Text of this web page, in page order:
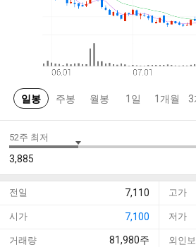
일봉 주봉 월봉 1일 1개월 3
52주 최저
3,885
전일 7,110 고가
시가 7,100 저가
거래량 81,980주 외인